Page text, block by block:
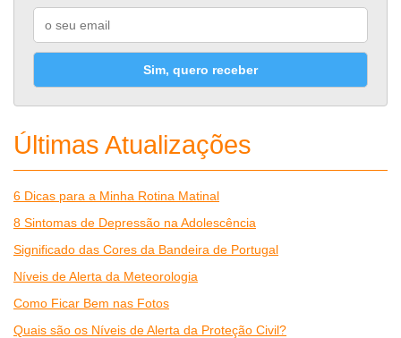
Sim, quero receber
Últimas Atualizações
6 Dicas para a Minha Rotina Matinal
8 Sintomas de Depressão na Adolescência
Significado das Cores da Bandeira de Portugal
Níveis de Alerta da Meteorologia
Como Ficar Bem nas Fotos
Quais são os Níveis de Alerta da Proteção Civil?